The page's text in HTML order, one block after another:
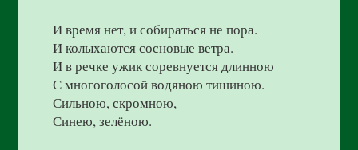
И время нет, и собираться не пора.
И колыхаются сосновые ветра.
И в речке ужик соревнуется длинною
С многоголосой водяною тишиною.
Сильною, скромною,
Синею, зелёною.